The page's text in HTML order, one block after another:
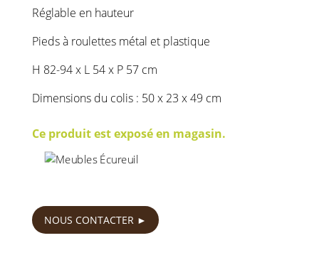
Réglable en hauteur
Pieds à roulettes métal et plastique
H 82-94 x L 54 x P 57 cm
Dimensions du colis : 50 x 23 x 49 cm
Ce produit est exposé en magasin.
NOUS CONTACTER